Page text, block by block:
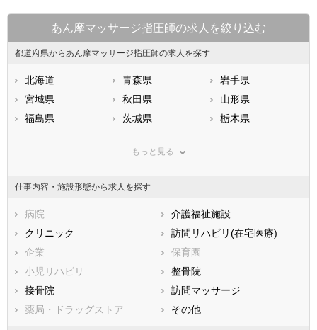
あん摩マッサージ指圧師の求人を絞り込む
都道府県からあん摩マッサージ指圧師の求人を探す
北海道 青森県
岩手県
宮城県
秋田県
山形県
福島県
茨城県
栃木県
神奈川県
石川県
福井県
静岡県
三重県
滋賀県
大阪府
兵庫県
鳥取県
広島県
徳島県
香川県
愛媛県
もっと見る
仕事内容・施設形態から求人を探す
病院
介護福祉施設
クリニック
訪問リハビリ(在宅医療)
企業
保育園
小児リハビリ
整骨院
接骨院
訪問マッサージ
薬局・ドラッグストア
その他